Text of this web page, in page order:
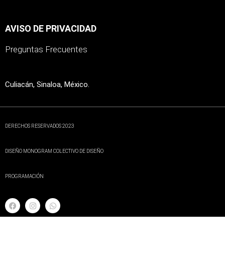
AVISO DE PRIVACIDAD
Preguntas Frecuentes
Culiacán, Sinaloa, México.
DERECHOS RESERVADOS 2023
DISEÑO MONOGRAM COLECTIVO DE DISEÑO
PROGRAMACIÓN